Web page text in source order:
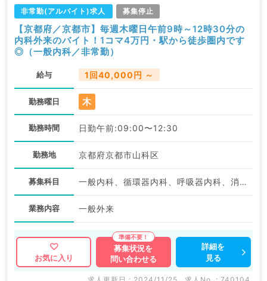
非常勤(アルバイト)求人 募集停止
【京都府／京都市】毎週木曜日午前9時～12時30分の
内科外来のバイト！1コマ4万円・駅から徒歩圏内です
◎（一般内科／非常勤）
給与 1回40,000円 ～
勤務曜日 木
勤務時間 日勤午前:09:00〜12:30
勤務地 京都府京都市山科区
募集科目 一般内科、循環器内科、呼吸器内科、消化器内科、内分泌・代謝内科
業務内容 一般外来
お気に入り
募集状況を
問い合わせる
詳細を
見る